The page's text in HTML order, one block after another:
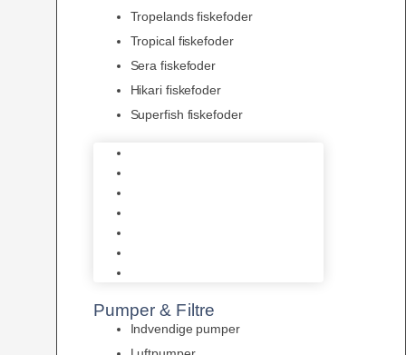
Tropelands fiskefoder
Tropical fiskefoder
Sera fiskefoder
Hikari fiskefoder
Superfish fiskefoder
Pumper & Filtre
Indvendige pumper